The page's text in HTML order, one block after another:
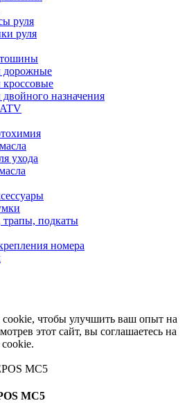
руля
руля
назначения
ухода
трапы, подкаты
номера
чтобы улучшить ваш опыт на
этот сайт, вы соглашаетесь на
MC5